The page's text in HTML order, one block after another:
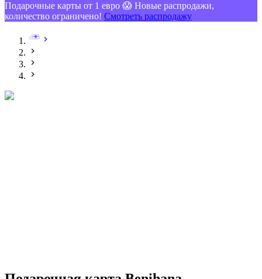
Подарочные карты от 1 евро 😱 Новые распродажи,
количество ограничено! Смотреть распродажу